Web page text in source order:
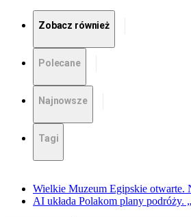
Zobacz również
Polecane
Najnowsze
Tagi
Wielkie Muzeum Egipskie otwarte.
AI układa Polakom plany podróży.